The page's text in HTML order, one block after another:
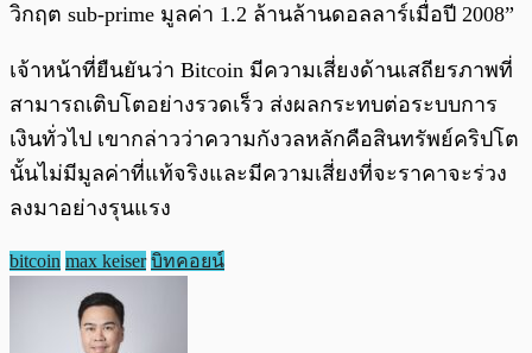
วิกฤต sub-prime มูลค่า 1.2 ล้านล้านดอลลาร์เมื่อปี 2008”
เจ้าหน้าที่ยืนยันว่า Bitcoin มีความเสี่ยงด้านเสถียรภาพที่
สามารถเติบโตอย่างรวดเร็ว ส่งผลกระทบต่อระบบการ
เงินทั่วไป เขากล่าวว่าความกังวลหลักคือสินทรัพย์คริปโต
นั้นไม่มีมูลค่าที่แท้จริงและมีความเสี่ยงที่จะราคาจะร่วง
ลงมาอย่างรุนแรง
bitcoin max keiser บิทคอยน์